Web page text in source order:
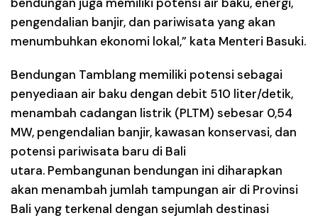
pengendalian banjir, dan pariwisata yang akan
menumbuhkan ekonomi lokal,” kata Menteri Basuki.
Bendungan Tamblang memiliki potensi sebagai
penyediaan air baku dengan debit 510 liter/detik,
menambah cadangan listrik (PLTM) sebesar 0,54
MW, pengendalian banjir, kawasan konservasi, dan
potensi pariwisata baru di Bali
utara. Pembangunan bendungan ini diharapkan
akan menambah jumlah tampungan air di Provinsi
Bali yang terkenal dengan sejumlah destinasi